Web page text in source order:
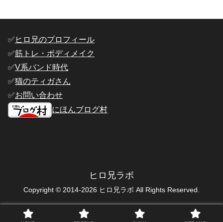
✅️ ヒロ兄のプロフィール
✅️筋トレ・ボディメイク
✅️V系バンド時代
✅️猫のティガさん
✅️お問い合わせ
にほんブログ村
ヒロ兄ラボ
Copyright © 2014-2026 ヒロ兄ラボ All Rights Reserved.